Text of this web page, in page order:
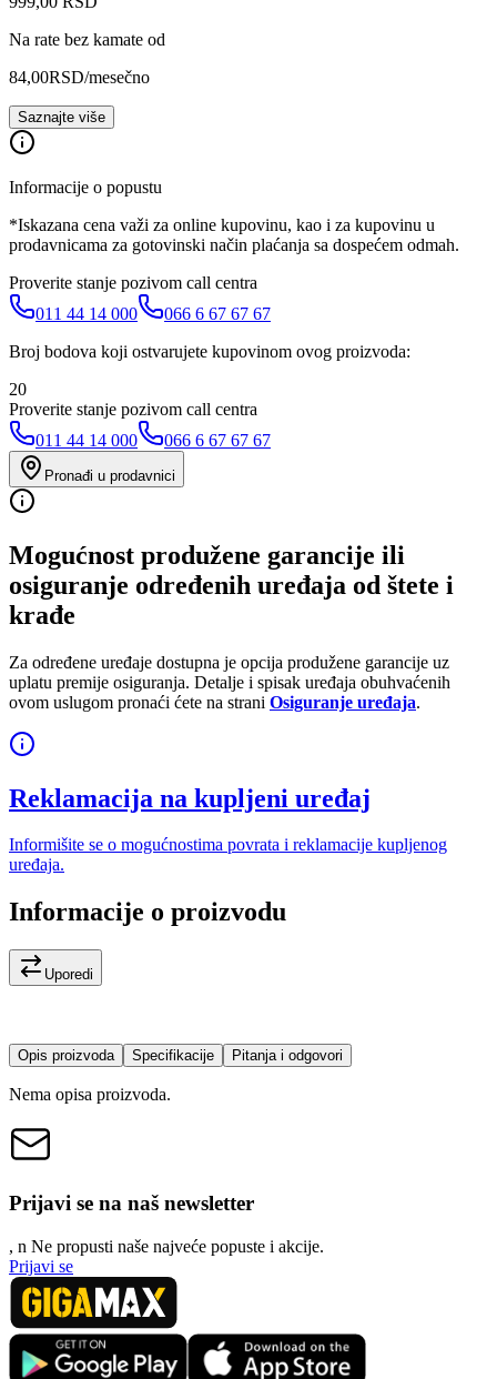
Na rate bez kamate od
84,00RSD/mesečno
Saznajte više
Informacije o popustu
*Iskazana cena važi za online kupovinu, kao i za kupovinu u
prodavnicama za gotovinski način plaćanja sa dospećem odmah.
Proverite stanje pozivom call centra
011 44 14 000
066 6 67 67 67
Broj bodova koji ostvarujete kupovinom ovog proizvoda:
20
Proverite stanje pozivom call centra
011 44 14 000
066 6 67 67 67
Pronađi u prodavnici
Mogućnost produžene garancije ili
osiguranje određenih uređaja od štete i
krađe
Za određene uređaje dostupna je opcija produžene garancije uz
uplatu premije osiguranja. Detalje i spisak uređaja obuhvaćenih
ovom uslugom pronaći ćete na strani Osiguranje uređaja.
Reklamacija na kupljeni uređaj
Informišite se o mogućnostima povrata i reklamacije kupljenog
uređaja.
Informacije o proizvodu
Uporedi
Opis proizvoda Specifikacije Pitanja i odgovori
Nema opisa proizvoda.
Prijavi se na naš newsletter
, n Ne propusti naše najveće popuste i akcije.
Prijavi se